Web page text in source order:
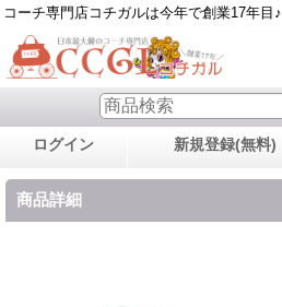
コーチ専門店コチガルは今年で創業17年目♪
ログイン 新規登録(無料)
商品詳細